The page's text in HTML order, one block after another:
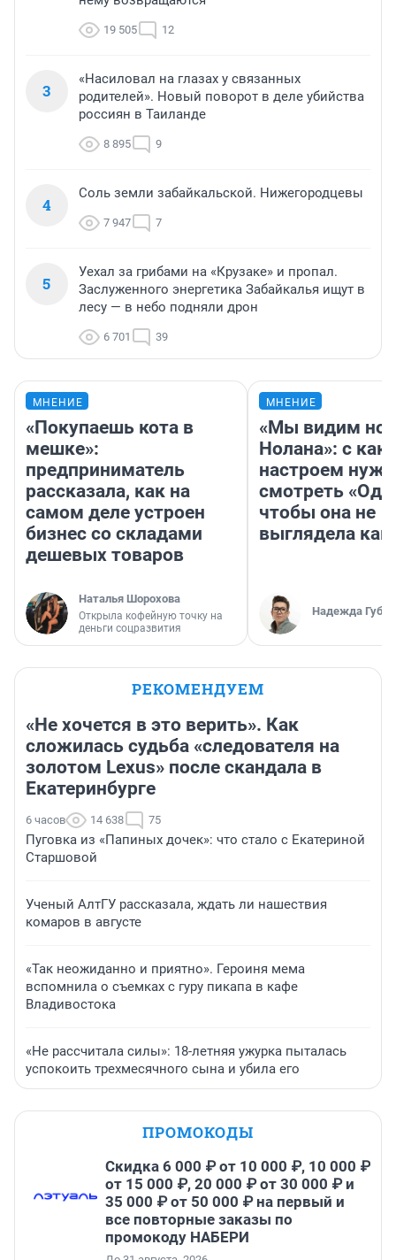
19 505 12
3
«Насиловал на глазах у связанных
родителей». Новый поворот в деле убийства
россиян в Таиланде
8 895 9
4
Соль земли забайкальской. Нижегородцевы
7 947 7
5
Уехал за грибами на «Крузаке» и пропал.
Заслуженного энергетика Забайкалья ищут в
лесу — в небо подняли дрон
6 701 39
МНЕНИЕ
«Покупаешь кота в
мешке»:
предприниматель
рассказала, как на
самом деле устроен
бизнес со складами
дешевых товаров
Наталья Шорохова
Открыла кофейную точку на
деньги соцразвития
МНЕНИЕ
«Мы видим
Нолана»: с
настроем
смотреть
чтобы она не
выглядела как
Надежда
РЕКОМЕНДУЕМ
«Не хочется в это верить». Как
сложилась судьба «следователя на
золотом Lexus» после скандала в
Екатеринбурге
6 часов 14 638 75
Пуговка из «Папиных дочек»: что стало с Екатериной
Старшовой
Ученый АлтГУ рассказала, ждать ли нашествия
комаров в августе
«Так неожиданно и приятно». Героиня мема
вспомнила о съемках с гуру пикапа в кафе
Владивостока
«Не рассчитала силы»: 18-летняя ужурка пыталась
успокоить трехмесячного сына и убила его
ПРОМОКОДЫ
Скидка 6 000 ₽ от 10 000 ₽, 10 000 ₽
от 15 000 ₽, 20 000 ₽ от 30 000 ₽ и
35 000 ₽ от 50 000 ₽ на первый и
все повторные заказы по
промокоду НАБЕРИ